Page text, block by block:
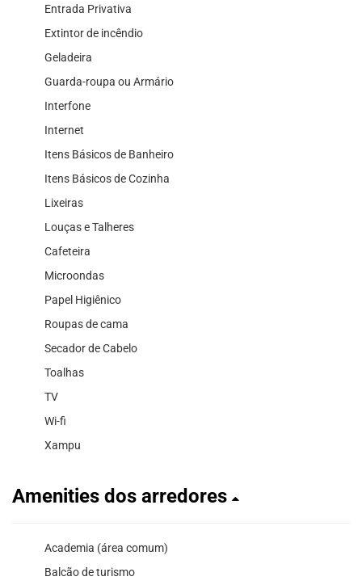
Entrada Privativa
Extintor de incêndio
Geladeira
Guarda-roupa ou Armário
Interfone
Internet
Itens Básicos de Banheiro
Itens Básicos de Cozinha
Lixeiras
Louças e Talheres
Cafeteira
Microondas
Papel Higiênico
Roupas de cama
Secador de Cabelo
Toalhas
TV
Wi-fi
Xampu
Amenities dos arredores
Academia (área comum)
Balcão de turismo